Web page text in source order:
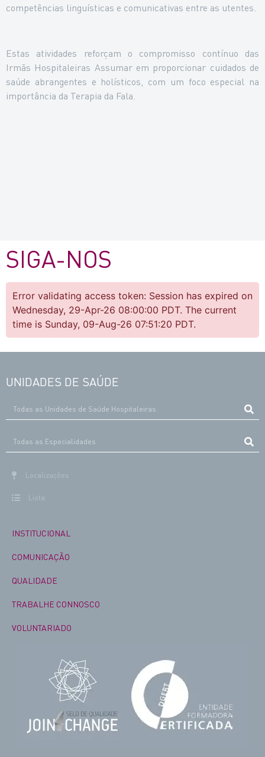
competências linguísticas e comunicativas entre as utentes.
Estas atividades reforçam o compromisso contínuo das
Irmãs Hospitaleiras Assumar em proporcionar cuidados de
saúde abrangentes e holísticos, com um foco especial na
importância da Terapia da Fala.
SIGA-NOS
Error validating access token: Session has expired on
Wednesday, 29-Apr-26 08:00:00 PDT. The current
time is Sunday, 09-Aug-26 07:51:20 PDT.
UNIDADES DE SAÚDE
Localizações
Lista
INSTITUCIONAL
COMUNICAÇÃO
QUALIDADE
TRABALHE CONNOSCO
VOLUNTARIADO